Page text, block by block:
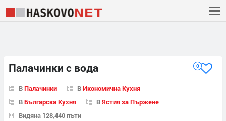
Палачинки с вода 0
ВПалачинки ВИкономична Кухня
ВБългарска Кухня ВЯстия за Пържене
Видяна 128,440 пъти